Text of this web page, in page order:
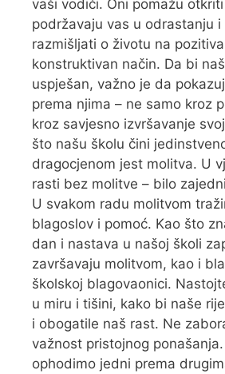
vaši vodiči. Oni pomažu
podržavaju vas u odrastanju i
razmišljati o životu na
konstruktivan način. Da bi
uspješan, važno je da
prema njima – ne samo kroz
kroz savjesno izvršavanje
što našu školu čini
dragocjenom jest molitva. U
rasti bez molitve – bilo
U svakom radu molitvom
blagoslov i pomoć. Kao što
dan i nastava u našoj školi
završavaju molitvom, kao i
školskoj blagovaonici.
u miru i tišini, kako bi naše
i obogatile naš rast. Ne
važnost pristojnog
ophodimo jedni prema